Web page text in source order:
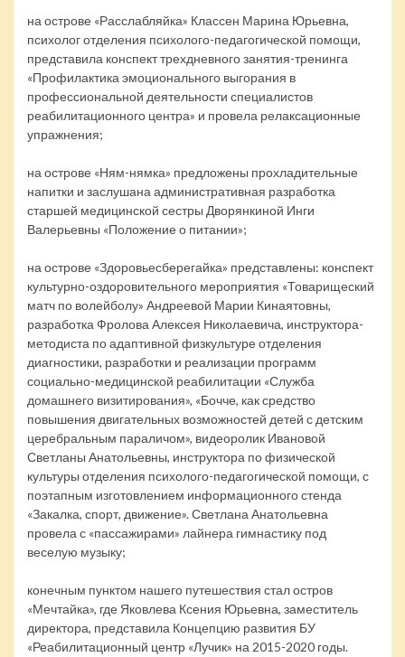
на острове «Расслабляйка» Классен Марина Юрьевна,
психолог отделения психолого-педагогической помощи,
представила конспект трехдневного занятия-тренинга
«Профилактика эмоционального выгорания в
профессиональной деятельности специалистов
реабилитационного центра» и провела релаксационные
упражнения;
на острове «Ням-нямка» предложены прохладительные
напитки и заслушана административная разработка
старшей медицинской сестры Дворянкиной Инги
Валерьевны «Положение о питании»;
на острове «Здоровьесберегайка» представлены: конспект
культурно-оздоровительного мероприятия «Товарищеский
матч по волейболу» Андреевой Марии Кинаятовны,
разработка Фролова Алексея Николаевича, инструктора-
методиста по адаптивной физкультуре отделения
диагностики, разработки и реализации программ
социально-медицинской реабилитации «Служба
домашнего визитирования», «Бочче, как средство
повышения двигательных возможностей детей с детским
церебральным параличом», видеоролик Ивановой
Светланы Анатольевны, инструктора по физической
культуры отделения психолого-педагогической помощи, с
поэтапным изготовлением информационного стенда
«Закалка, спорт, движение». Светлана Анатольевна
провела с «пассажирами» лайнера гимнастику под
веселую музыку;
конечным пунктом нашего путешествия стал остров
«Мечтайка», где Яковлева Ксения Юрьевна, заместитель
директора, представила Концепцию развития БУ
«Реабилитационный центр «Лучик» на 2015-2020 годы.